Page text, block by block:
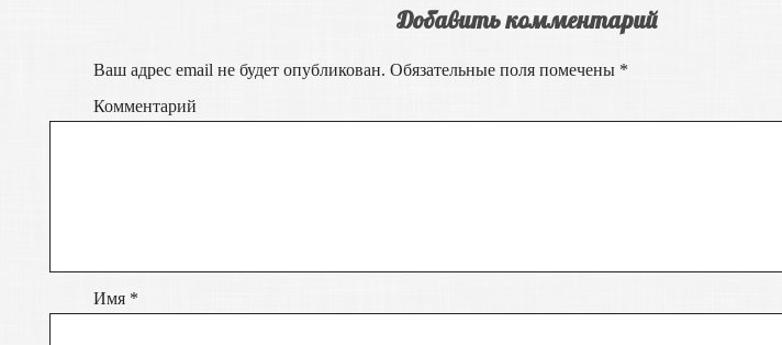
Добавить комментарий
Ваш адрес email не будет опубликован. Обязательные поля помечены *
Комментарий
Имя *